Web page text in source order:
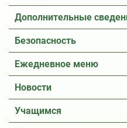
Дополнительные
Безопасность
Ежедневное меню
Новости
Учащимся